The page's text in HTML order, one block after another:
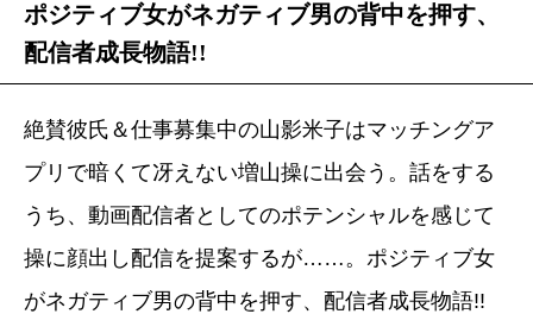
ポジティブ女がネガティブ男の背中を押す、
配信者成長物語!!
絶賛彼氏＆仕事募集中の山影米子はマッチングア
プリで暗くて冴えない増山操に出会う。話をする
うち、動画配信者としてのポテンシャルを感じて
操に顔出し配信を提案するが……。ポジティブ女
がネガティブ男の背中を押す、配信者成長物語!!